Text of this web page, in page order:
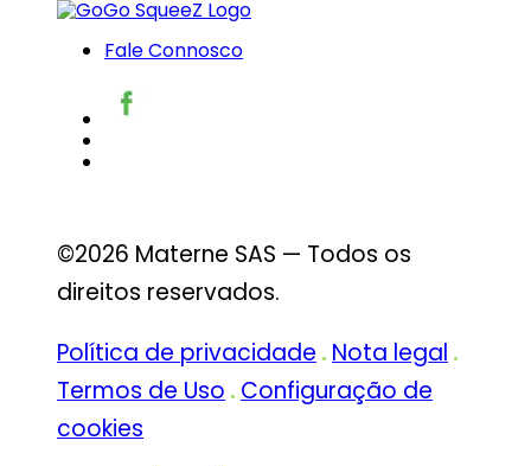
Fale Connosco
©2026 Materne SAS — Todos os
direitos reservados.
Política de privacidade Nota legal
Termos de Uso Configuração de
cookies